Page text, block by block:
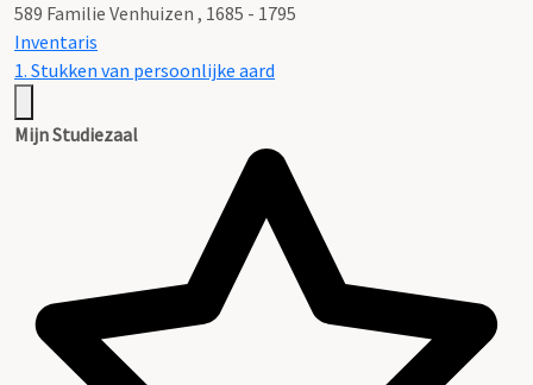
589 Familie Venhuizen , 1685 - 1795
Inventaris
1. Stukken van persoonlijke aard
Mijn Studiezaal